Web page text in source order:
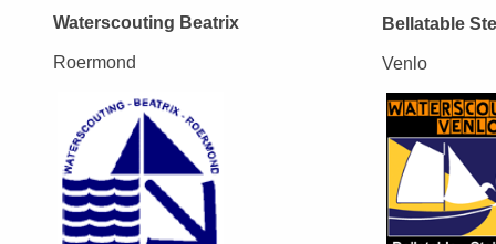
Waterscouting Beatrix
Roermond
Bellatable
Venlo